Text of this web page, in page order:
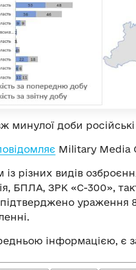
минулої доби
Military Media
із різних видів
БПЛА, ЗРК «С-300»,
підтверджено ураження
інформацією, є